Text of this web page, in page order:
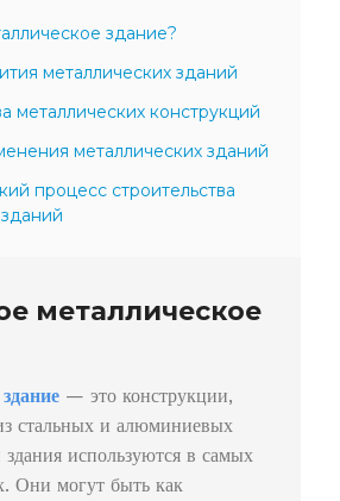
здание?
металлических зданий
металлических конструкций
металлических зданий
процесс строительства
металлическое
— это конструкции,
стальных и алюминиевых
используются в самых
Они могут быть как